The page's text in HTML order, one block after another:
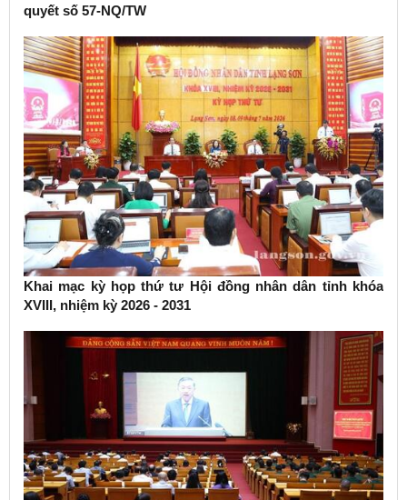
quyết số 57-NQ/TW
Khai mạc kỳ họp thứ tư Hội đồng nhân dân tỉnh khóa
XVIII, nhiệm kỳ 2026 - 2031